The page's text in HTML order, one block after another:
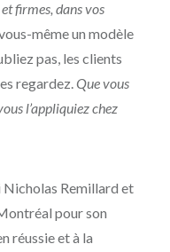
firmes, dans vos
même un modèle
pas, les clients
regardez. Que vous
l’appliquiez chez
Nicholas Remillard et
pour son
réussie et à la